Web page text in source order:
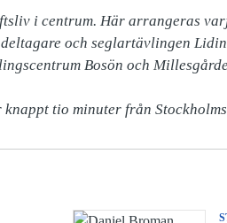
i centrum. Här arrangeras
och seglartävlingen
Bosön och
tio minuter från